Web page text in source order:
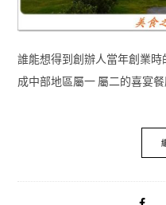
誰能想得到創辦人當年創業
成中部地區屬一 屬二的喜宴